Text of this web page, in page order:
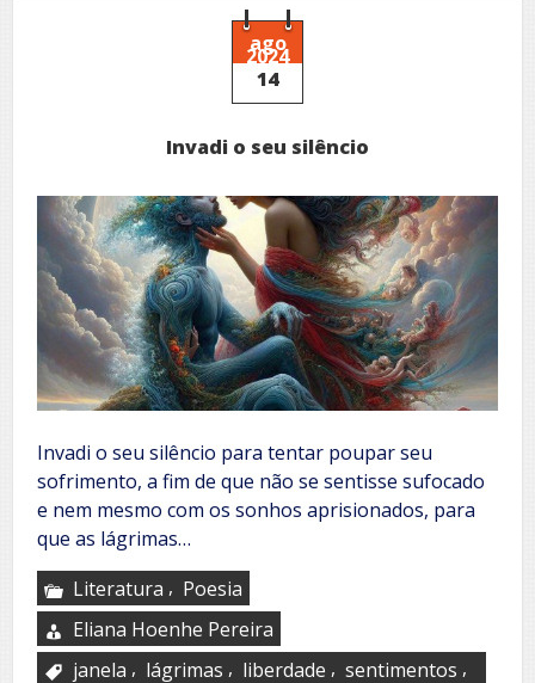
ago
2024
14
Invadi o seu silêncio
Invadi o seu silêncio para tentar poupar seu
sofrimento, a fim de que não se sentisse sufocado
e nem mesmo com os sonhos aprisionados, para
que as lágrimas…
Literatura , Poesia
Eliana Hoenhe Pereira
janela , lágrimas , liberdade , sentimentos ,